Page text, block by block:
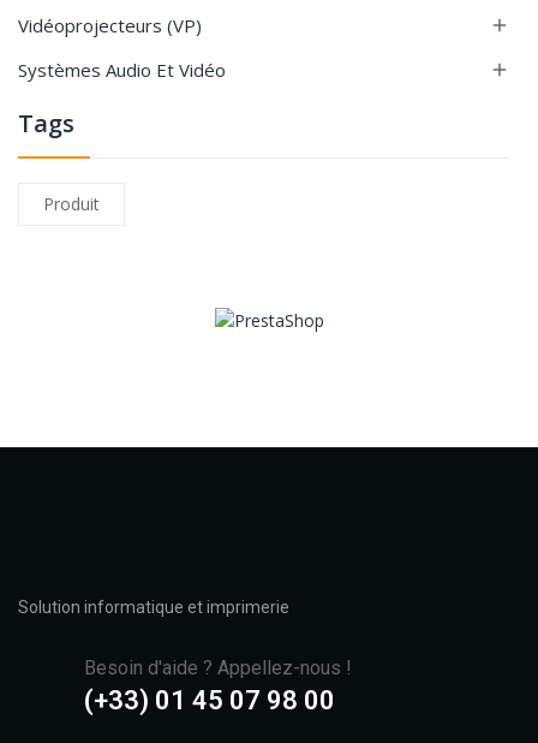
Vidéoprojecteurs (VP) 
Systèmes Audio Et Vidéo 
Tags
Produit
Solution informatique et imprimerie
Besoin d'aide ? Appellez-nous !
(+33) 01 45 07 98 00